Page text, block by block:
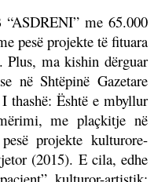
me 65.000
pesë projekte të fituara
ma kishin dërguar
në Shtëpinë Gazetare
thashë: Është e mbyllur
me plaçkitje në
projekte kulturore-
(2015). E cila, edhe